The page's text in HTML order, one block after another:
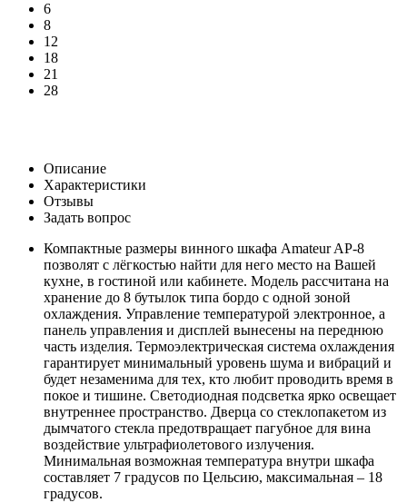
6
8
12
18
21
28
Описание
Характеристики
Отзывы
Задать вопрос
Компактные размеры винного шкафа Amateur AP-8
позволят с лёгкостью найти для него место на Вашей
кухне, в гостиной или кабинете. Модель рассчитана на
хранение до 8 бутылок типа бордо с одной зоной
охлаждения. Управление температурой электронное, а
панель управления и дисплей вынесены на переднюю
часть изделия. Термоэлектрическая система охлаждения
гарантирует минимальный уровень шума и вибраций и
будет незаменима для тех, кто любит проводить время в
покое и тишине. Светодиодная подсветка ярко освещает
внутреннее пространство. Дверца со стеклопакетом из
дымчатого стекла предотвращает пагубное для вина
воздействие ультрафиолетового излучения.
Минимальная возможная температура внутри шкафа
составляет 7 градусов по Цельсию, максимальная – 18
градусов.